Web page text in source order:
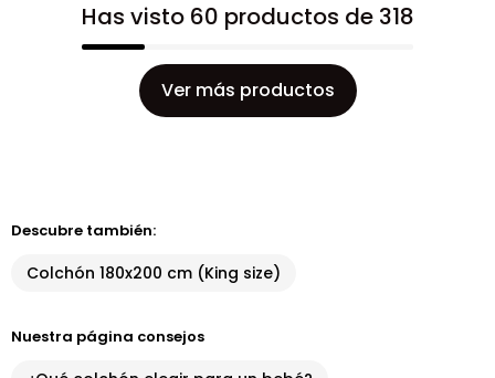
Has visto 60 productos de 318
Ver más productos
Descubre también:
Colchón 180x200 cm (King size)
Nuestra página consejos